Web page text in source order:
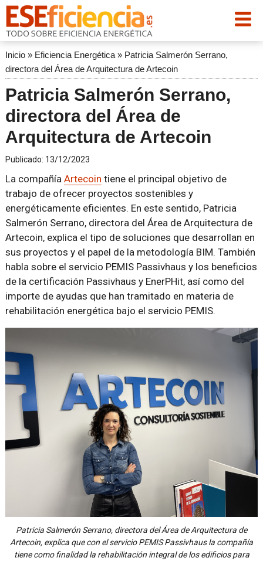
Inicio» Eficiencia Energética» Patricia Salmerón Serrano,
directora del Área de Arquitectura de Artecoin
Patricia Salmerón Serrano,
directora del Área de
Arquitectura de Artecoin
Publicado: 13/12/2023
La compañía Artecoin tiene el principal objetivo de
trabajo de ofrecer proyectos sostenibles y
energéticamente eficientes. En este sentido, Patricia
Salmerón Serrano, directora del Área de Arquitectura de
Artecoin, explica el tipo de soluciones que desarrollan en
sus proyectos y el papel de la metodología BIM. También
habla sobre el servicio PEMIS Passivhaus y los beneficios
de la certificación Passivhaus y EnerPHit, así como del
importe de ayudas que han tramitado en materia de
rehabilitación energética bajo el servicio PEMIS.
Patricia Salmerón Serrano, directora del Área de Arquitectura de
Artecoin, explica que con el servicio PEMIS Passivhaus la compañía
tiene como finalidad la rehabilitación integral de los edificios para